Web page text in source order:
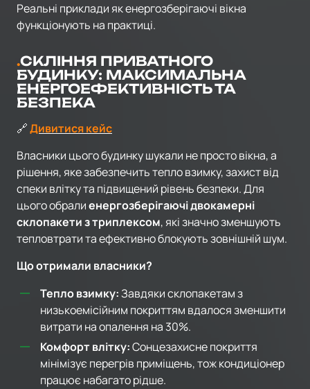
Реальні приклади як енергозберігаючі вікна
функціонують на практиці.
СКЛІННЯ ПРИВАТНОГО
БУДИНКУ: МАКСИМАЛЬНА
ЕНЕРГОЕФЕКТИВНІСТЬ ТА
БЕЗПЕКА
🔗Дивитися кейс
Власники цього будинку шукали не просто вікна, а
рішення, яке забезпечить тепло взимку, захист від
спеки влітку та підвищений рівень безпеки. Для
цього обралиенергозберігаючі двокамерні
склопакети з триплексом, які значно зменшують
тепловтрати та ефективно блокують зовнішній шум.
Що отримали власники?
Тепло взимку:Завдяки склопакетам з
низькоемісійним покриттям вдалося зменшити
витрати на опалення на 30%.
Комфорт влітку:Сонцезахисне покриття
мінімізує перегрів приміщень, тож кондиціонер
працює набагато рідше.